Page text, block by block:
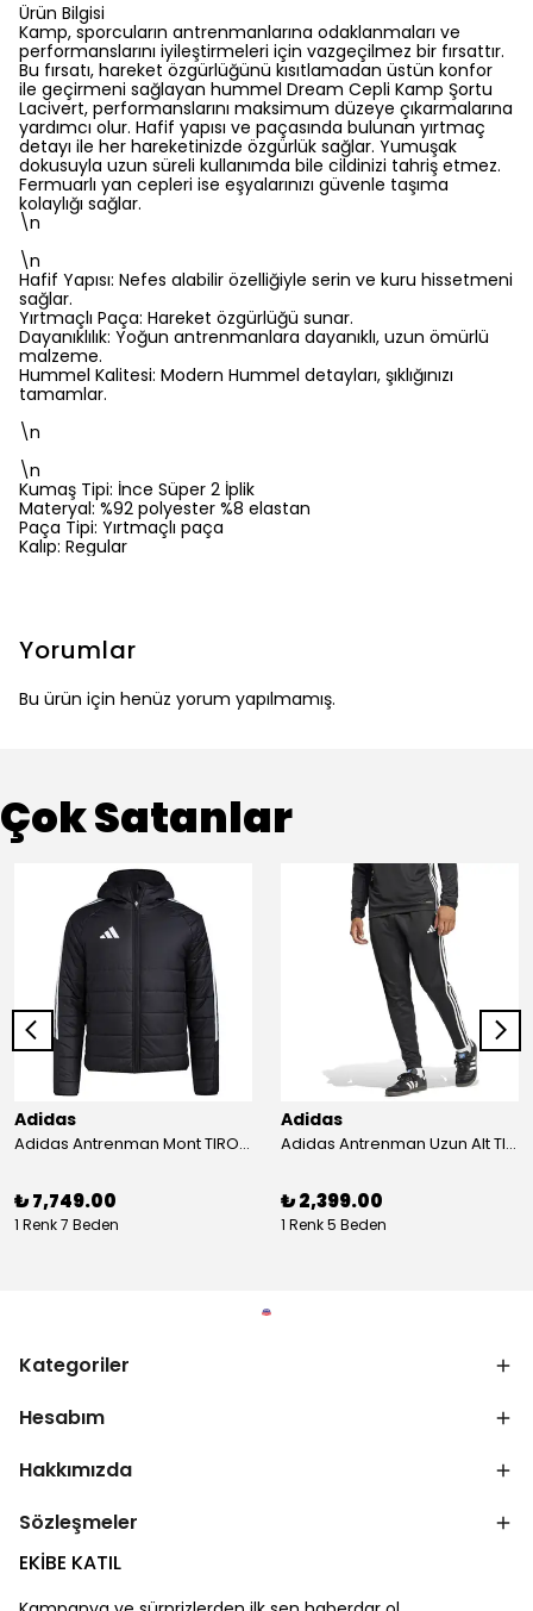
Ürün Bilgisi
Kamp, sporcuların antrenmanlarına odaklanmaları ve
performanslarını iyileştirmeleri için vazgeçilmez bir fırsattır.
Bu fırsatı, hareket özgürlüğünü kısıtlamadan üstün konfor
ile geçirmeni sağlayan hummel Dream Cepli Kamp Şortu
Lacivert, performanslarını maksimum düzeye çıkarmalarına
yardımcı olur. Hafif yapısı ve paçasında bulunan yırtmaç
detayı ile her hareketinizde özgürlük sağlar. Yumuşak
dokusuyla uzun süreli kullanımda bile cildinizi tahriş etmez.
Fermuarlı yan cepleri ise eşyalarınızı güvenle taşıma
kolaylığı sağlar.
\n
\n
Hafif Yapısı: Nefes alabilir özelliğiyle serin ve kuru hissetmeni
sağlar.
Yırtmaçlı Paça: Hareket özgürlüğü sunar.
Dayanıklılık: Yoğun antrenmanlara dayanıklı, uzun ömürlü
malzeme.
Hummel Kalitesi: Modern Hummel detayları, şıklığınızı
tamamlar.
\n
\n
Kumaş Tipi: İnce Süper 2 İplik
Materyal: %92 polyester %8 elastan
Paça Tipi: Yırtmaçlı paça
Kalıp: Regular
Yorumlar
Bu ürün için henüz yorum yapılmamış.
Çok Satanlar
Adidas
Adidas Antrenman Mont TIRO24 WINT JKT IJ7388
₺ 7,749.00
1 Renk 7 Beden
Adidas
Adidas Antrenman Uzun Alt TIRO ES PNT JD0442
₺ 2,399.00
1 Renk 5 Beden
Kategoriler
Hesabım
Hakkımızda
Sözleşmeler
EKİBE KATIL